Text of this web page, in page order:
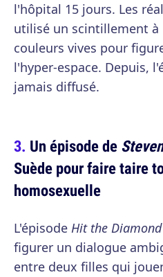
l'hôpital 15 jours. Les
utilisé un scintillement à
couleurs vives pour
l'hyper-espace. Depuis,
jamais diffusé.
Un épisode de
Suède pour faire taire
homosexuelle
L'épisode Hit the Diamond
figurer un dialogue
entre deux filles qui